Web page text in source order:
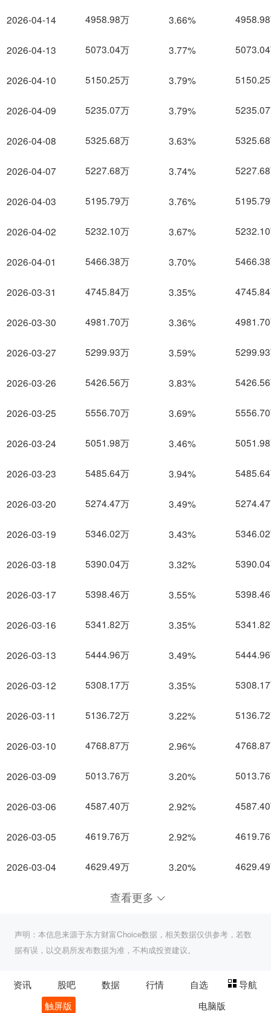
2026-04-14
2026-04-13
2026-04-10
2026-04-09
2026-04-08
2026-04-07
2026-04-03
2026-04-02
2026-04-01
2026-03-31
2026-03-30
2026-03-27
2026-03-26
2026-03-25
2026-03-24
2026-03-23
2026-03-20
2026-03-19
2026-03-18
2026-03-17
2026-03-16
2026-03-13
2026-03-12
2026-03-11
2026-03-10
2026-03-09
2026-03-06
2026-03-05
2026-03-04
4958.98万 3.66%
5073.04万 3.77%
5150.25万 3.79%
5235.07万 3.79%
5325.68万 3.63%
5227.68万 3.74%
5195.79万 3.76%
5232.10万 3.67%
5466.38万 3.70%
4745.84万 3.35%
4981.70万 3.36%
5299.93万 3.59%
5426.56万 3.83%
5556.70万 3.69%
5051.98万 3.46%
5485.64万 3.94%
5274.47万 3.49%
5346.02万 3.43%
5390.04万 3.32%
5398.46万 3.55%
5341.82万 3.35%
5444.96万 3.49%
5308.17万 3.35%
5136.72万 3.22%
4768.87万 2.96%
5013.76万 3.20%
4587.40万 2.92%
4619.76万 2.92%
4629.49万 3.20%
查看更多
声明：本信息来源于东方财富Choice数据，相关数据仅供参考，若数
据有误，以交易所发布数据为准，不构成投资建议。
资讯 股吧 数据 行情 自选
导航
触屏版
电脑版